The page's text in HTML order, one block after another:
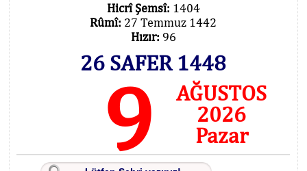
Hicrî Şemsî: 1404
Rûmî: 27 Temmuz 1442
Hızır: 96
26 SAFER 1448
9
AĞUSTOS
2026
Pazar